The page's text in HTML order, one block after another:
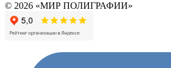
© 2026 «МИР ПОЛИГРАФИИ»